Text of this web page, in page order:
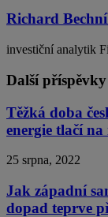
Richard
investiční analytik
Další
Těžká doba
energie tlačí
25 srpna, 2022
Jak západní
dopad teprve